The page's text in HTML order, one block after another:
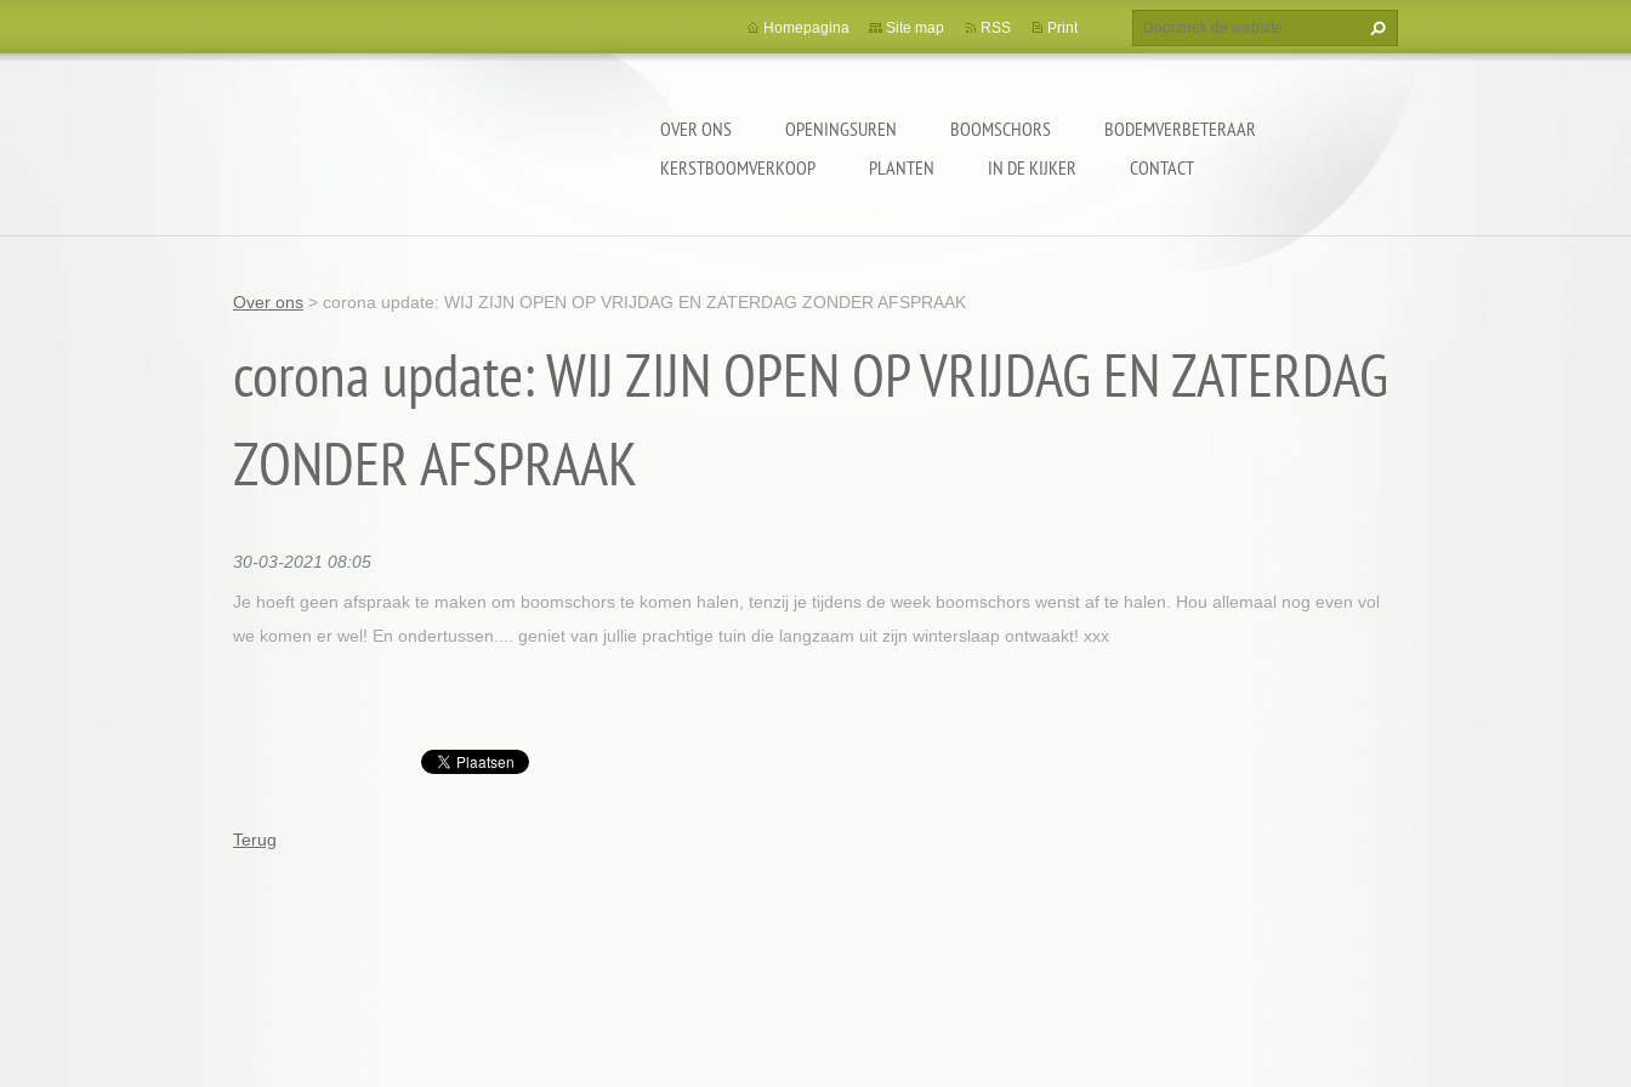
OVER ONS OPENINGSUREN BOOMSCHORS
BODEMVERBETERAAR
KERSTBOOMVERKOOP
PLANTEN IN DE KIJKER CONTACT
Homepagina Site map RSS Print
Over ons > corona update: WIJ ZIJN OPEN OP VRIJDAG EN ZATERDAG ZONDER AFSPRAAK
corona update: WIJ ZIJN OPEN OP VRIJDAG EN ZATERDAG
ZONDER AFSPRAAK
30-03-2021 08:05
Je hoeft geen afspraak te maken om boomschors te komen halen, tenzij je tijdens de week boomschors wenst af te halen. Hou allemaal nog even vol
we komen er wel! En ondertussen.... geniet van jullie prachtige tuin die langzaam uit zijn winterslaap ontwaakt! xxx
Terug